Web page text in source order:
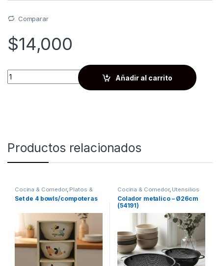
Comparar
$14,000
Quantity
Añadir al carrito
Productos relacionados
Cocina & Comedor, Platos &
Bowls
Set de 4 bowls/compoteras
Cocina & Comedor, Utensilios
de cocina
Colador metalico – Ø26cm
(54191)